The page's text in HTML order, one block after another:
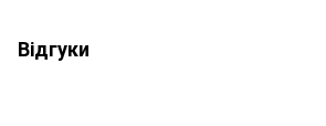
Відгуки